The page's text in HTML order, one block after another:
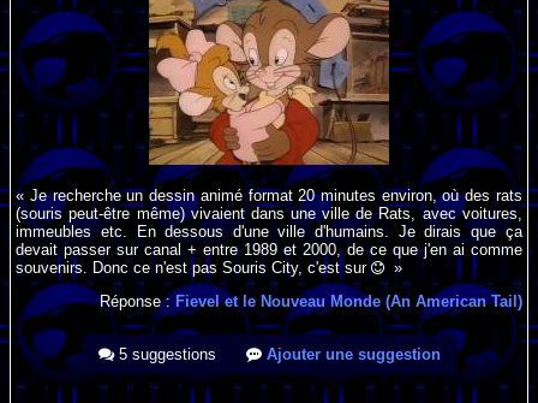
« Je recherche un dessin animé format 20 minutes environ, où des rats
(souris peut-être même) vivaient dans une ville de Rats, avec voitures,
immeubles etc. En dessous d'une ville d'humains. Je dirais que ça
devait passer sur canal + entre 1989 et 2000, de ce que j'en ai comme
souvenirs. Donc ce n'est pas Souris City, c'est sur
»
Réponse : Fievel et le Nouveau Monde (An American Tail)
5 suggestions Ajouter une suggestion